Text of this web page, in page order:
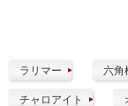
ラリマー 六角
チャロアイト